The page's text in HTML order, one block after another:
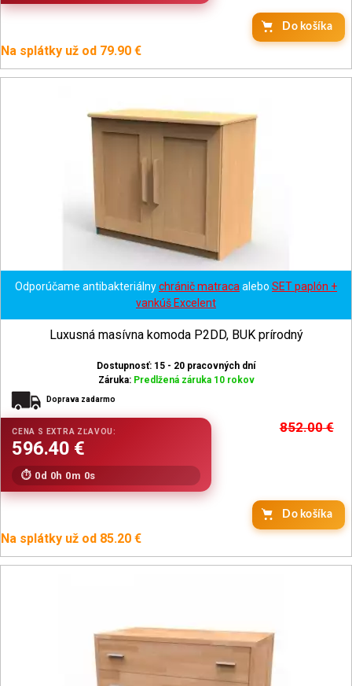
Na splátky už od 79.90 €
Odporúčame antibakteriálnychránič matraca alebo SET paplón +
vankúš Excelent
Luxusná masívna komoda P2DD, BUK prírodný
Dostupnosť: 15 - 20 pracovných dní
Záruka: Predlžená záruka 10 rokov
Doprava zadarmo
852.00€
0d 0h 0m 0s
Na splátky už od 85.20 €